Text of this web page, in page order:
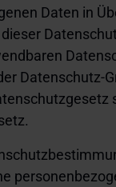
Daten in
Datenschutz-